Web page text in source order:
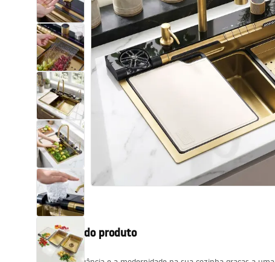
Sanitas, lavatórios
Lava-louças e lavatórios de casa
de banho
Cabinas de duche de casa de
banho
Misturadores de casa de banho
Chuveiros de casa de banho
Cozinha
Acessórios de casa de banho,
Descrição do produto